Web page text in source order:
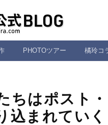
PHOTOツアー 橘玲コ
ちはポスト
込まれてい